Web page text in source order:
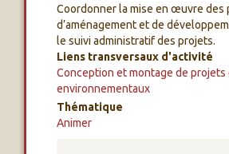
Coordonner la mise en œuvre des
d’aménagement et de
le suivi administratif des projets.
Liens transversaux d'activité
Conception et montage de projets
environnementaux
Thématique
Animer